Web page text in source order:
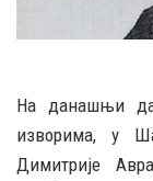
На данашњи
изворима, у
Димитрије